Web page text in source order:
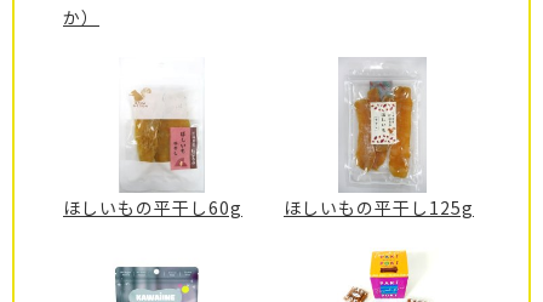
か）
ほしいもの平干し60g ほしいもの平干し125g